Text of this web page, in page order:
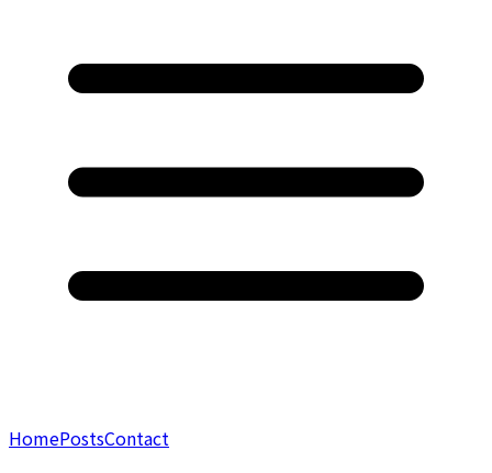
HomePostsContact